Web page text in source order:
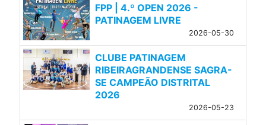
FPP | 4.º OPEN 2026 -
PATINAGEM LIVRE
2026-05-30
CLUBE PATINAGEM
RIBEIRAGRANDENSE SAGRA-
SE CAMPEÃO DISTRITAL
2026
2026-05-23